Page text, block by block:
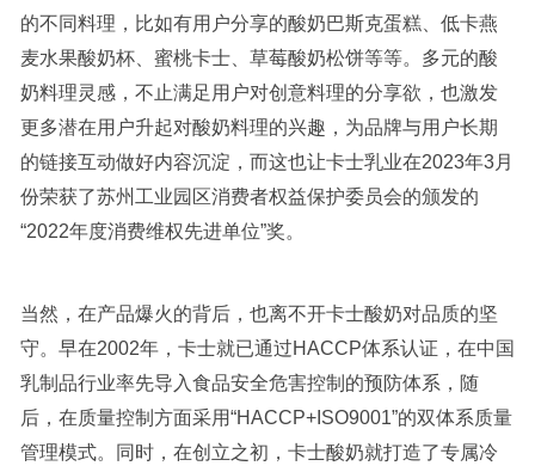
的不同料理，比如有用户分享的酸奶巴斯克蛋糕、低卡燕
麦水果酸奶杯、蜜桃卡士、草莓酸奶松饼等等。多元的酸
奶料理灵感，不止满足用户对创意料理的分享欲，也激发
更多潜在用户升起对酸奶料理的兴趣，为品牌与用户长期
的链接互动做好内容沉淀，而这也让卡士乳业在2023年3月
份荣获了苏州工业园区消费者权益保护委员会的颁发的
“2022年度消费维权先进单位”奖。
当然，在产品爆火的背后，也离不开卡士酸奶对品质的坚
守。早在2002年，卡士就已通过HACCP体系认证，在中国
乳制品行业率先导入食品安全危害控制的预防体系，随
后，在质量控制方面采用“HACCP+ISO9001”的双体系质量
管理模式。同时，在创立之初，卡士酸奶就打造了专属冷